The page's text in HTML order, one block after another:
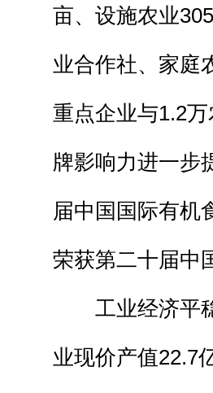
亩、设施农业
业合作社、家庭
重点企业与1.2
牌影响力进一步
届中国国际有机
荣获第二十届中
工业经济平稳
业现价产值22.7